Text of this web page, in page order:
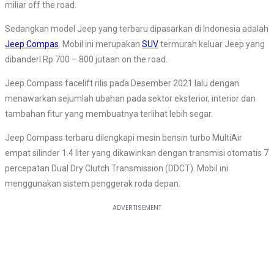
miliar off the road.
Sedangkan model Jeep yang terbaru dipasarkan di Indonesia adalah
Jeep Compas. Mobil ini merupakan SUVtermurah keluar Jeep yang
dibanderl Rp 700 – 800 jutaan on the road.
Jeep Compass facelift rilis pada Desember 2021 lalu dengan
menawarkan sejumlah ubahan pada sektor eksterior, interior dan
tambahan fitur yang membuatnya terlihat lebih segar.
Jeep Compass terbaru dilengkapi mesin bensin turbo MultiAir
empat silinder 1.4 liter yang dikawinkan dengan transmisi otomatis 7
percepatan Dual Dry Clutch Transmission (DDCT). Mobil ini
menggunakan sistem penggerak roda depan.